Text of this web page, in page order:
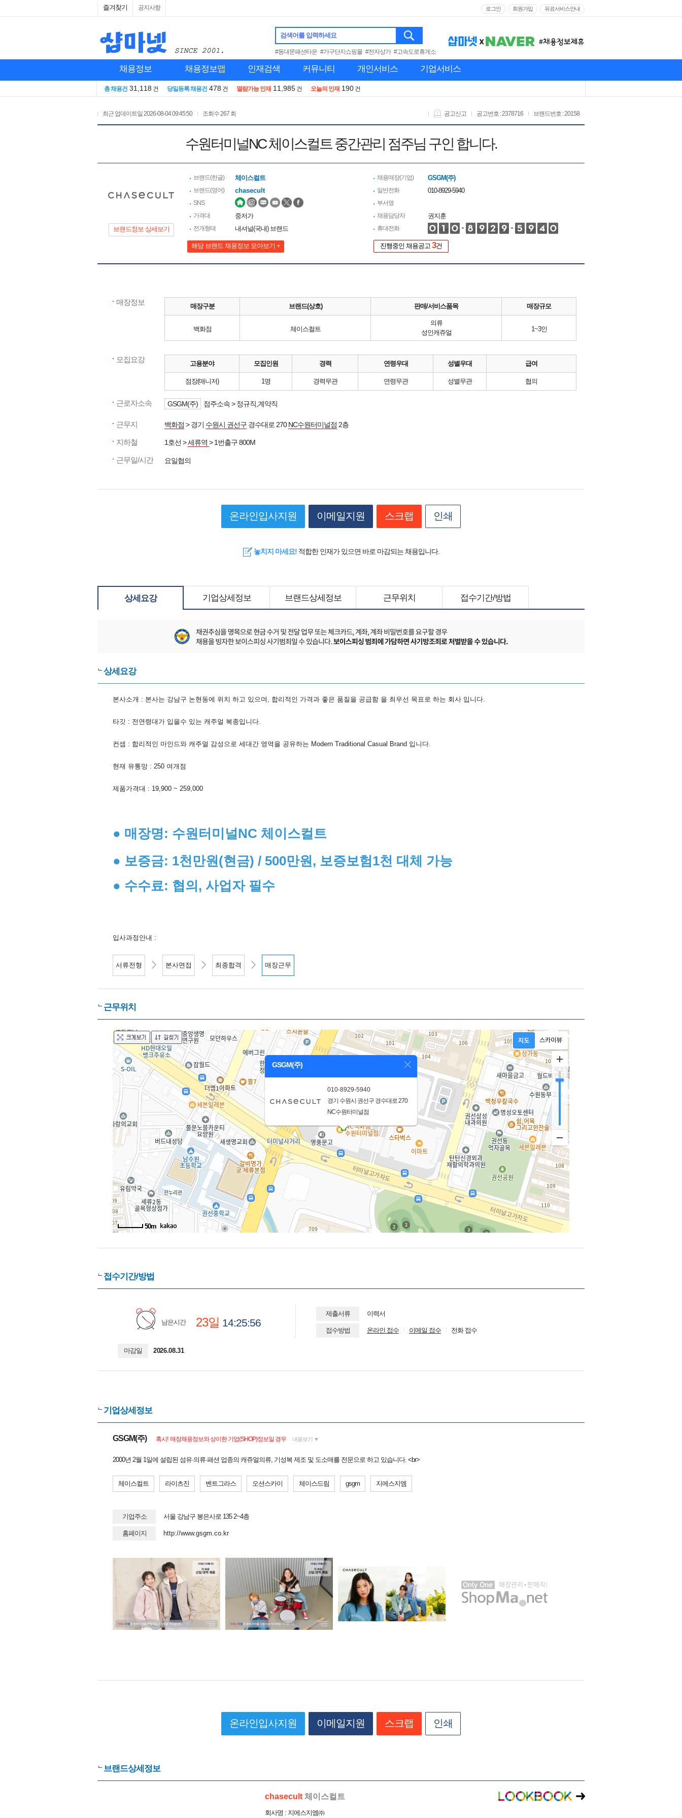
즐겨찾기 공지사항 로그인 회원가입 유료서비스안내
검색어를 입력하세요
#동대문패션타운 #가구단지쇼핑몰 #전자상가 #고속도로휴게소
채용정보 채용정보맵 인재검색 커뮤니티 개인서비스 기업서비스
총 채용건 31,118 건 당일등록 채용건 478 건 열람가능 인재 11,985 건 오늘의 인재 190 건
최근 업데이트일 2026-08-04 09:45:50 조회수267 회 브랜드번호 : 20158
공고번호 : 2378716
공고신고
수원터미널NC 체이스컬트 중간관리 점주님 구인 합니다.
브랜드정보 상세보기
브랜드(한글) 체이스컬트
브랜드(영어) chasecult
SNS
가격대
중저가
전개형태 내셔널(국내) 브랜드
해당 브랜드 채용정보 모아보기 +
채용매장(기업) GSGM(주)
일반전화 010-8929-5940
부서명
채용담당자
권지훈
휴대전화
진행중인 채용공고 3건
매장정보 매장구분 브랜드(상호) 판매/서비스품목 매장규모
백화점 체이스컬트
의류
성인캐쥬얼
1~3인
모집요강 고용분야 모집인원 경력 연령우대 성별우대 급여
점장(매니저) 1명 경력무관 연령무관 성별무관 협의
근로자소속 GSGM(주) 점주소속 > 정규직,계약직
근무지 백화점 > 경기 수원시 권선구 경수대로 270NC수원터미널점 2층
지하철 1호선 >세류역 > 1번출구 800M
근무일/시간 요일협의
온라인입사지원 이메일지원 스크랩 인쇄
놓치지 마세요!적합한 인재가 있으면 바로 마감되는 채용입니다.
상세요강 기업상세정보 브랜드상세정보 근무위치 접수기간/방법
상세요강
본사소개 : 본사는 강남구 논현동에 위치 하고 있으며, 합리적인 가격과 좋은 품질을 공급함 을 최우선 목표로 하는 회사 입니다.
타깃 : 전연령대가 입을수 있는 캐주얼 복종입니다.
컨셉 : 합리적인 마인드와 캐주얼 감성으로 세대간 영역을 공유하는 Modern Traditional Casual Brand 입니다.
현재 유통망 : 250 여개점
제품가격대 : 19,900 ~ 259,000
● 매장명: 수원터미널NC 체이스컬트
● 보증금: 1천만원(현금) / 500만원, 보증보험1천 대체 가능
● 수수료: 협의, 사업자 필수
입사과정안내 :
서류전형 본사면접 최종합격 매장근무
근무위치
GSGM(주)
010-8929-5940
경기 수원시 권선구 경수대로 270
NC수원터미널점
50m
접수기간/방법
남은시간 23일 14:25:55
마감일 2026.08.31
제출서류 이력서
접수방법 온라인 접수 이메일 접수 전화 접수
기업상세정보
GSGM(주) 혹시! 매장채용정보와 상이한 기업(SHOP)정보일 경우 내용보기 ▼
2000년 2월 1일에 설립된 섬유·의류·패션 업종의 캐쥬얼의류, 기성복 제조 및 도소매를 전문으로 하고 있습니다. <br>
체이스컬트 라이츠진 벤트그라스 오션스카이 체이스드림 gsgm 지에스지엠
기업주소 서울 강남구 봉은사로 135 2~4층
홈페이지 http://www.gsgm.co.kr
온라인입사지원 이메일지원 스크랩 인쇄
브랜드상세정보
chasecult 체이스컬트
회사명 : 지에스지엠㈜